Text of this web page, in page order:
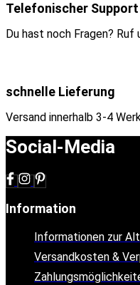
Telefonischer Support
Du hast noch Fragen? Ruf
schnelle Lieferung
Versand innerhalb 3-4
Social-Media
Information
Informationen zur
Versandkosten &